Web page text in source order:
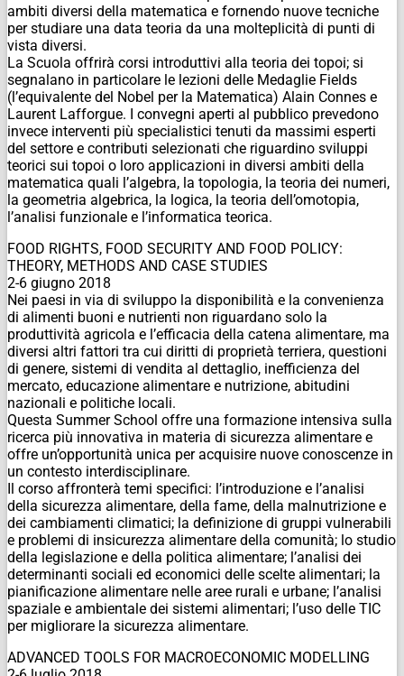
ambiti diversi della matematica e fornendo nuove tecniche
per studiare una data teoria da una molteplicità di punti di
vista diversi.
La Scuola offrirà corsi introduttivi alla teoria dei topoi; si
segnalano in particolare le lezioni delle Medaglie Fields
(l’equivalente del Nobel per la Matematica) Alain Connes e
Laurent Lafforgue. I convegni aperti al pubblico prevedono
invece interventi più specialistici tenuti da massimi esperti
del settore e contributi selezionati che riguardino sviluppi
teorici sui topoi o loro applicazioni in diversi ambiti della
matematica quali l’algebra, la topologia, la teoria dei numeri,
la geometria algebrica, la logica, la teoria dell’omotopia,
l’analisi funzionale e l’informatica teorica.
FOOD RIGHTS, FOOD SECURITY AND FOOD POLICY:
THEORY, METHODS AND CASE STUDIES
2-6 giugno 2018
Nei paesi in via di sviluppo la disponibilità e la convenienza
di alimenti buoni e nutrienti non riguardano solo la
produttività agricola e l’efficacia della catena alimentare, ma
diversi altri fattori tra cui diritti di proprietà terriera, questioni
di genere, sistemi di vendita al dettaglio, inefficienza del
mercato, educazione alimentare e nutrizione, abitudini
nazionali e politiche locali.
Questa Summer School offre una formazione intensiva sulla
ricerca più innovativa in materia di sicurezza alimentare e
offre un’opportunità unica per acquisire nuove conoscenze in
un contesto interdisciplinare.
Il corso affronterà temi specifici: l’introduzione e l’analisi
della sicurezza alimentare, della fame, della malnutrizione e
dei cambiamenti climatici; la definizione di gruppi vulnerabili
e problemi di insicurezza alimentare della comunità; lo studio
della legislazione e della politica alimentare; l’analisi dei
determinanti sociali ed economici delle scelte alimentari; la
pianificazione alimentare nelle aree rurali e urbane; l’analisi
spaziale e ambientale dei sistemi alimentari; l’uso delle TIC
per migliorare la sicurezza alimentare.
ADVANCED TOOLS FOR MACROECONOMIC MODELLING